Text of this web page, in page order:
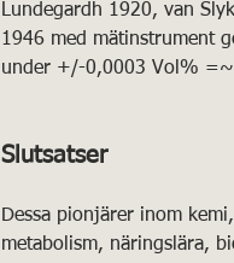
Lundegardh 1920, van
1946 med mätinstrument
under +/-0,0003 Vol%
Slutsatser
Dessa pionjärer inom
metabolism, näringslära,